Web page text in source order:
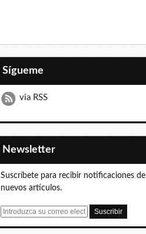
Sígueme
via RSS
Newsletter
Suscríbete para recibir notificaciones de
nuevos artículos.
E